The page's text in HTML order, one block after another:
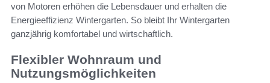
von Motoren erhöhen die Lebensdauer und erhalten die
Energieeffizienz Wintergarten. So bleibt Ihr Wintergarten
ganzjährig komfortabel und wirtschaftlich.
Flexibler Wohnraum und
Nutzungsmöglichkeiten